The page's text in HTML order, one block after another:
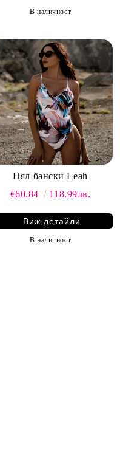
В наличност
Цял бански Leah
€60.84
118.99лв.
Виж детайли
В наличност